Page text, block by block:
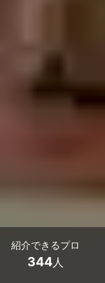
紹介できるプロ
344人